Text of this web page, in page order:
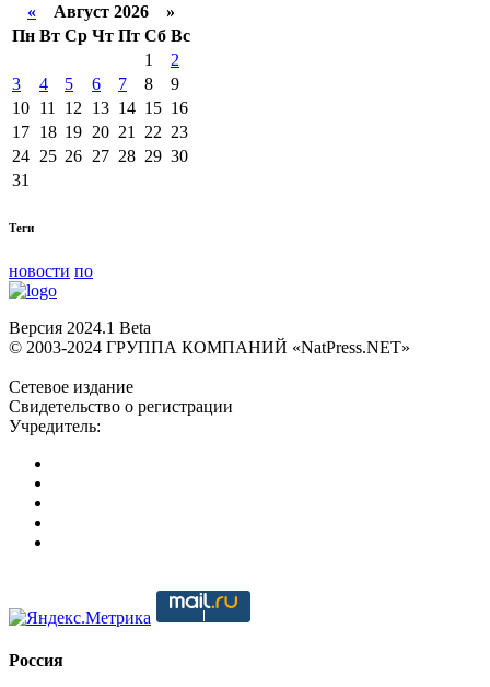
« Август 2026 »
Пн Вт Ср Чт Пт Сб Вс
1
2
3
4 5 6 7 8
9
10 11 12 13 14 15 16
17 18 19 20 21 22 23
24 25 26 27 28 29 30
31
Теги
новости по
Версия 2024.1 Beta
© 2003-2024 ГРУППА КОМПАНИЙ «NatPress.NET»
Сетевое издание
Свидетельство о регистрации
Учредитель:
Россия